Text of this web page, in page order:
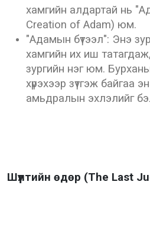
хамгийн алдартай нь
Creation of Adam) юм.
"Адамын бүтээл": Энэ
хамгийн их иш
зургийн нэг юм.
хүрэхээр зүтгэж байгаа
амьдралын эхлэлийг
Шүүлтийн өдөр (The Last